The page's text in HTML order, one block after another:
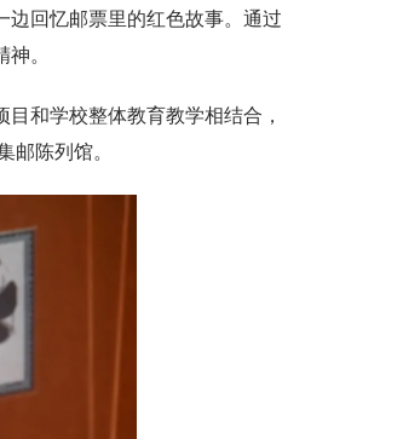
边回忆邮票里的红色故事。通过
。
和学校整体教育教学相结合，
陈列馆。